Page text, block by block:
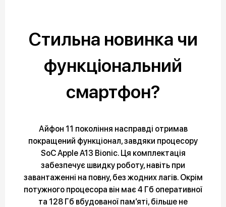
Стильна новинка чи
функціональний
смартфон?
Айфон 11 покоління насправді отримав
покращений функціонал, завдяки процесору
SoC Apple A13 Bionic. Ця комплектація
забезпечує швидку роботу, навіть при
завантаженні на повну, без жодних лагів. Окрім
потужного процесора він має 4 Гб оперативної
та 128 Гб вбудованої пам’яті, більше не